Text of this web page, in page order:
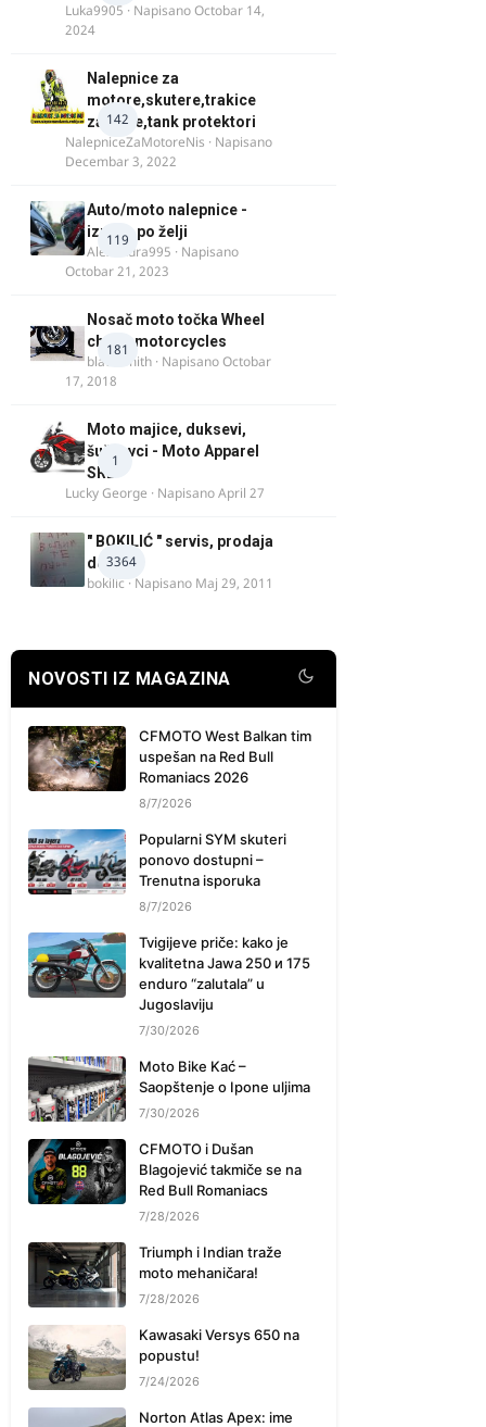
Luka9905 · NapisanoOctobar 14,
2024
142
Nalepnice za
motore,skutere,trakice
za felne,tank protektori
NalepniceZaMotoreNis · Napisano
Decembar 3, 2022
119
Auto/moto nalepnice -
izrada po želji
Alexandra995 · Napisano
Octobar 21, 2023
181
Nosač moto točka Wheel
chock motorcycles
blacksmith · NapisanoOctobar
17, 2018
1
Moto majice, duksevi,
šuškavci - Moto Apparel
SRB
Lucky George · NapisanoApril 27
3364
" BOKILIĆ " servis, prodaja
delova
bokilic · Napisano Maj 29, 2011
NOVOSTI IZ MAGAZINA
CFMOTO West Balkan tim
uspešan na Red Bull
Romaniacs 2026
8/7/2026
Popularni SYM skuteri
ponovo dostupni –
Trenutna isporuka
8/7/2026
Tvigijeve priče: kako je
kvalitetna Jawa 250 и 175
enduro “zalutala” u
Jugoslaviju
7/30/2026
Moto Bike Kać –
Saopštenje o Ipone uljima
7/30/2026
CFMOTO i Dušan
Blagojević takmiče se na
Red Bull Romaniacs
7/28/2026
Triumph i Indian traže
moto mehaničara!
7/28/2026
Kawasaki Versys 650 na
popustu!
7/24/2026
Norton Atlas Apex: ime